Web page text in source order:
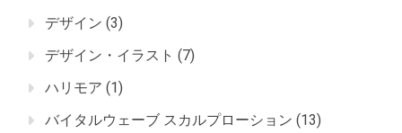
デザイン (3)
デザイン・イラスト (7)
ハリモア (1)
バイタルウェーブ スカルプローション (13)